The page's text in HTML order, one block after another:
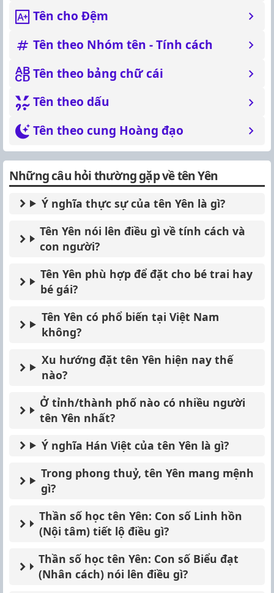
Tên cho Đệm
Tên theo Nhóm tên - Tính cách
Tên theo bảng chữ cái
Tên theo dấu
Tên theo cung Hoàng đạo
Những câu hỏi thường gặp về tên Yên
Ý nghĩa thực sự của tên Yên là gì?
Tên Yên nói lên điều gì về tính cách và
con người?
Tên Yên phù hợp để đặt cho bé trai hay
bé gái?
Tên Yên có phổ biến tại Việt Nam
không?
Xu hướng đặt tên Yên hiện nay thế
nào?
Ở tỉnh/thành phố nào có nhiều người
tên Yên nhất?
Ý nghĩa Hán Việt của tên Yên là gì?
Trong phong thuỷ, tên Yên mang mệnh
gì?
Thần số học tên Yên: Con số Linh hồn
(Nội tâm) tiết lộ điều gì?
Thần số học tên Yên: Con số Biểu đạt
(Nhân cách) nói lên điều gì?